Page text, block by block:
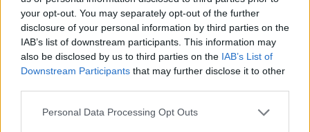
your opt-out. You may separately opt-out of the further
disclosure of your personal information by third parties on the
IAB’s list of downstream participants. This information may
also be disclosed by us to third parties on the IAB’s List of
Downstream Participants that may further disclose it to other
Personal Data Processing Opt Outs
fizethetnek a higiéniai hiányosságokért
Országos ellenőrzést indított a Nemzeti Kereskedelmi és
Fogyasztóvédelmi Hatóság a nemzetközi konyhát kínáló
vendéglátóhelyeken.